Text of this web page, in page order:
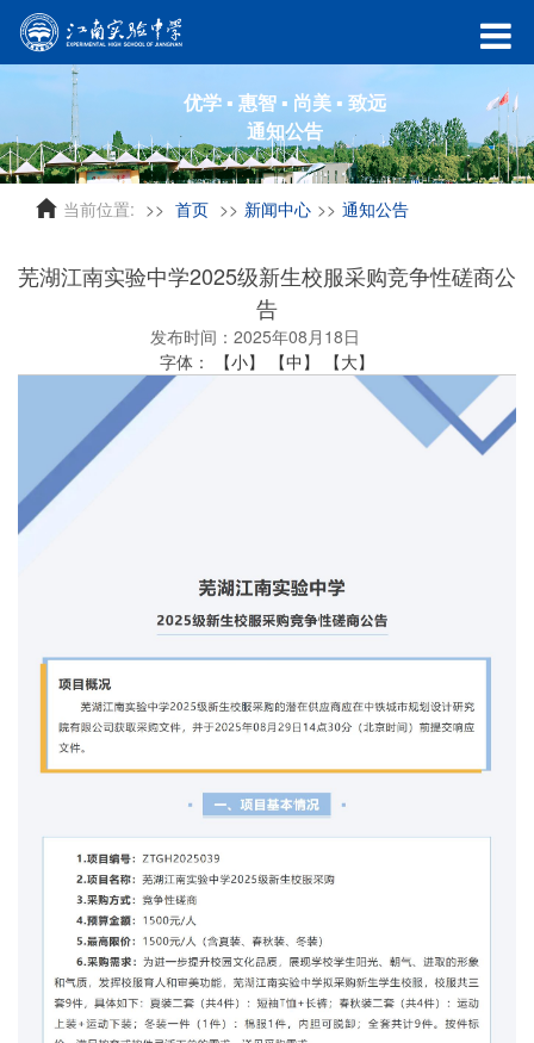
优学 ▪ 惠智 ▪ 尚美 ▪ 致远
通知公告
当前位置: 首页 新闻中心 通知公告
芜湖江南实验中学2025级新生校服采购竞争性磋商公
告
发布时间：2025年08月18日
字体：
【小】 【中】 【大】